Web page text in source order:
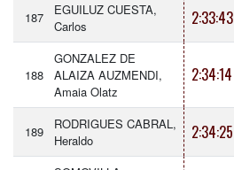
187
EGUILUZ CUESTA,
Carlos
2:33:43
188
GONZALEZ DE
ALAIZA AUZMENDI,
Amaia Olatz
2:34:14
189
RODRIGUES CABRAL,
Heraldo
2:34:25